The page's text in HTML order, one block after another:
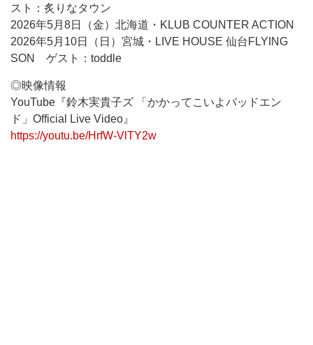
スト：炙りなタウン
2026年5月8日（金）北海道・KLUB COUNTER ACTION
2026年5月10日（日）宮城・LIVE HOUSE 仙台FLYING
SON ゲスト：toddle
◎映像情報
YouTube『鈴木実貴子ズ 「かかってこいよバッドエン
ド」Official Live Video』
https://youtu.be/HrfW-VlTY2w